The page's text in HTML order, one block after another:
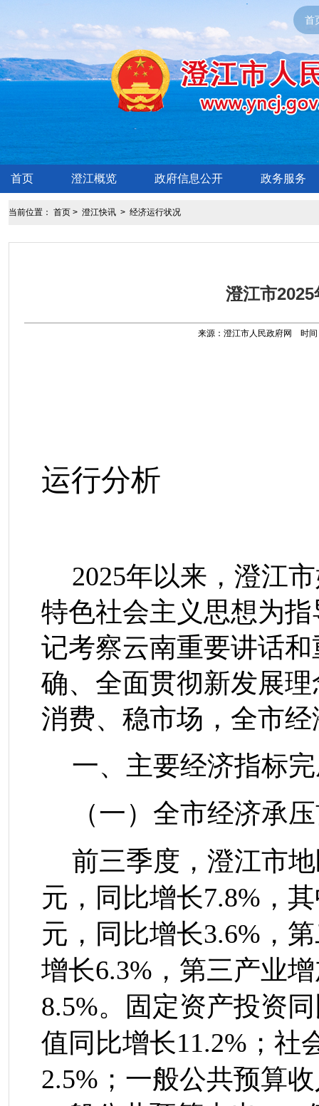
首
首页 澄江概览 政府信息公开 政务服务
当前位置： 首页> 澄江快讯 > 经济运行状况
澄江市
来源：澄江市人民政府网 时
运行分析
2025年以来，澄江
特色社会主义思想为
记考察云南重要讲话
确、全面贯彻新发展
消费、稳市场，全市
一、 主要经济指标
（一）全市经济承
前三季度，澄江市
元，同比增长7.8% ，
元，同比增长3.6% ，
增长6.3% ，第三产业
8.5%。
固定资产投资
值同比增长11.2% ；社
2.5% ；一般公共预算